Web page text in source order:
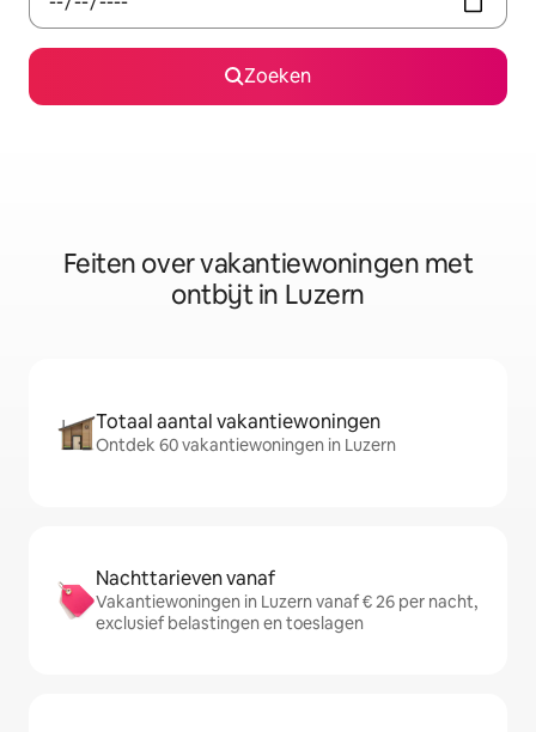
Zoeken
Feiten over vakantiewoningen met
ontbijt in Luzern
Totaal aantal vakantiewoningen
Ontdek 60 vakantiewoningen in Luzern
Nachttarieven vanaf
Vakantiewoningen in Luzern vanaf € 26 per nacht,
exclusief belastingen en toeslagen